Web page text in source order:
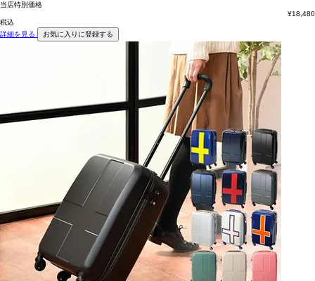
当店特別価格
¥18,480
税込
詳細を見る
お気に入りに登録する